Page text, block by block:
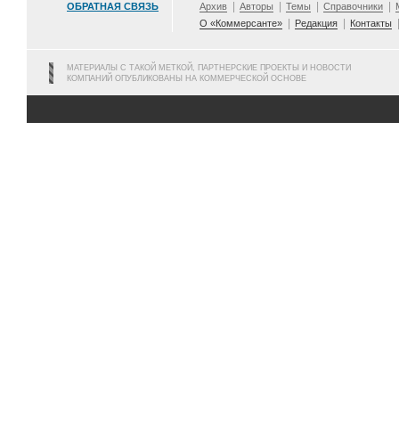
ОБРАТНАЯ СВЯЗЬ Архив Авторы Темы Справочники
О «Коммерсанте»
Редакция Контакты
МАТЕРИАЛЫ С ТАКОЙ МЕТКОЙ, ПАРТНЕРСКИЕ ПРОЕКТЫ И НОВОСТИ
КОМПАНИЙ ОПУБЛИКОВАНЫ НА КОММЕРЧЕСКОЙ ОСНОВЕ